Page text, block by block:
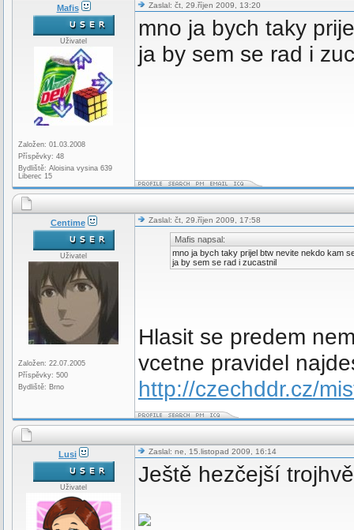
Mafis
Uživatel
Založen: 01.03.2008
Příspěvky: 48
Bydliště: Aloisina vysina 639
Liberec 15
Zaslal: čt, 29.říjen 2009, 13:20
mno ja bych taky
ja by sem se rad i
Centime
Uživatel
Založen: 22.07.2005
Příspěvky: 500
Bydliště: Brno
Zaslal: čt, 29.říjen 2009, 17:58
Mafis napsal:
mno ja bych taky prijel btw nevite nekdo kam
ja by sem se rad i zucastnil
Hlasit se predem
vcetne pravidel
http://czechddr.cz/
Lusi
Uživatel
Zaslal: ne, 15.listopad 2009, 16:14
Ještě hezčejší